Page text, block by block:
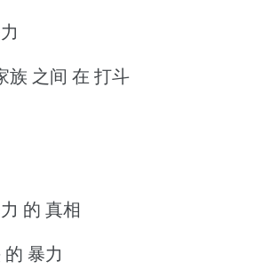
族 之间 在 打斗
的 真相
暴力